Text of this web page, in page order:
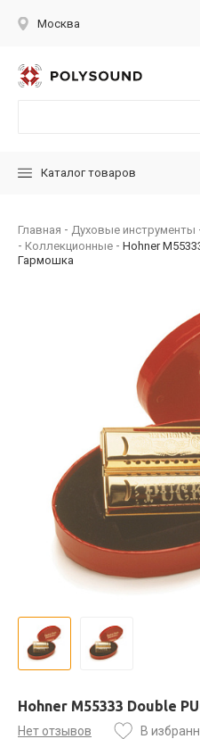
Москва
Каталог товаров
Главная Духовые инструменты
Коллекционные
Hohner
Гармошка
Hohner M55333 Double
Нет отзывов В